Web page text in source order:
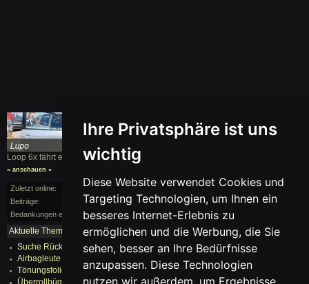
Ihre Privatsphäre ist uns
wichtig
Diese Website verwendet Cookies und
Targeting Technologien, um Ihnen ein
besseres Internet-Erlebnis zu
ermöglichen und die Werbung, die Sie
sehen, besser an Ihre Bedürfnisse
anzupassen. Diese Technologien
nutzen wir außerdem, um Ergebnisse
Loop 6x fährt einen Lupo , BJ. 2003
» anschauen «
Zuletzt online:
vor 37 Monaten
Beiträge:
176/235
Bedankungen erhalten:
Aktuelle Themen: mehr...
Suche Rückleuchten
Airbagleute ist an
Tönungsfolie entfernen?